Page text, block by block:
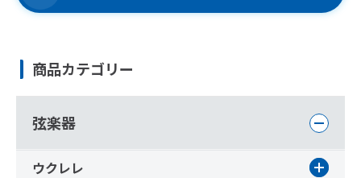
商品カテゴリー
弦楽器
ウクレレ